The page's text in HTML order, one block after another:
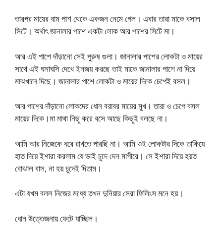
তারপর মায়ের বাম পাশ থেকে একজন নেমে গেল। এবার তারা মাকে বসাল
সিটে। অর্থাৎ জানালার পাশে একটা লোক আর পাশের সিটে মা।
আর এই পাশে দাঁড়ানো সেই পুরুষ গুলা। জানালার পাশের লোকটা ও মায়ের
সাথে এই ঘসাঘসি দেখে ইনজয় করছে তাই মাকে জানালার পাশে না দিয়ে
মাঝখানে দিছে। জানালার পাশে লোকটা ও মায়ের দিকে চেপেই বসল।
আর পাশের দাঁড়ানো লোকদের ধোন বরাবর মায়ের মুখ। তারা ও চেপে বসল
মায়ের দিকে।মা মাথা নিছু করে বসে আছে কিছুই বলছে না।
আমি আর নিজেকে ধরে রাখতে পারছি না। আমি ওই লোকটার দিকে তাকিয়ে
হাত দিয়ে ইশারা করলাম যে ভাই চুদে দেন মাগীরে। সে ইশারা দিয়ে হয়ত
বোঝাল বাস, না হয় চুদেই দিতাম।
এটা যখম বলল নিজের মধ্যে তখন দুনিয়ার সেরা ফিলিংস মনে হয়।
ধোন উত্তেজনায় ফেটে যাচ্ছিল।